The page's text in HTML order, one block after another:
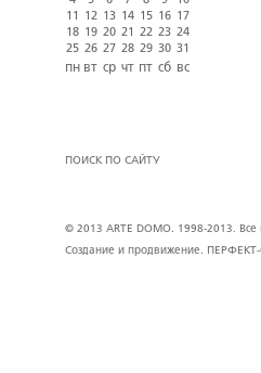
11
12 13 14 15 16
17
18 19 20 21 22 23 24
25 26 27 28 29 30 31
пн вт ср чт пт сб вс
ПОИСК ПО САЙТУ
© 2013 ARTE DOMO. 1998-2013.
Создание и продвижение.